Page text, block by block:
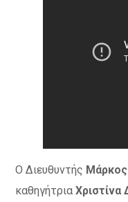
Ο Διευθυντής
καθηγήτριαΧριστίνα